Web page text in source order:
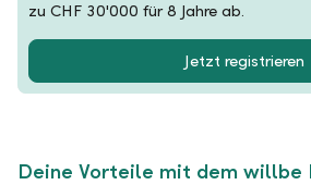
zu CHF 30'000 für 8 Jahre ab.
Jetzt registrieren
Deine Vorteile mit dem willbe